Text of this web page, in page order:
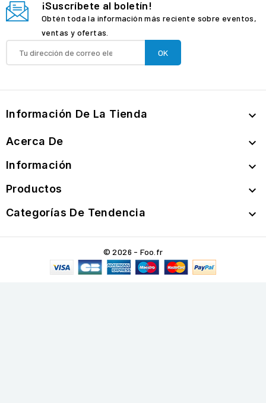
¡Suscríbete al boletín!
Obtén toda la información más reciente sobre eventos,
ventas y ofertas.
Información De La Tienda 
Acerca De 
Información 
Productos 
Categorías De Tendencia 
© 2026 - Foo.fr